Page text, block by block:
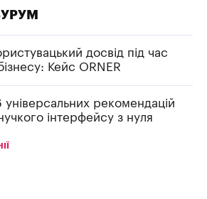
досвід під час
Кейс ORNER
рекомендацій
інтерфейсу з нуля